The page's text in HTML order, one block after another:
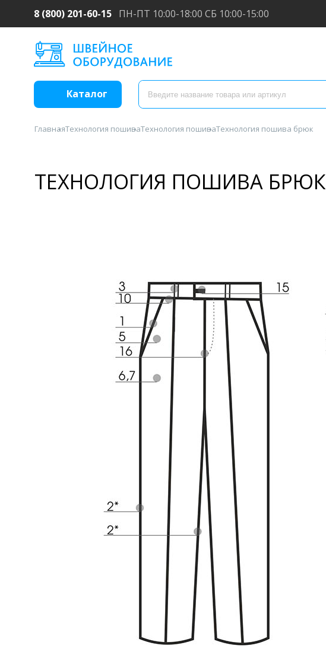
8 (800) 201-60-15 ПН-ПТ 10:00-18:00 СБ 10:00-15:00
Каталог
ГлавнаяТехнология пошиваТехнология пошиваТехнология пошива брюк
ТЕХНОЛОГИЯ ПОШИВА БРЮК